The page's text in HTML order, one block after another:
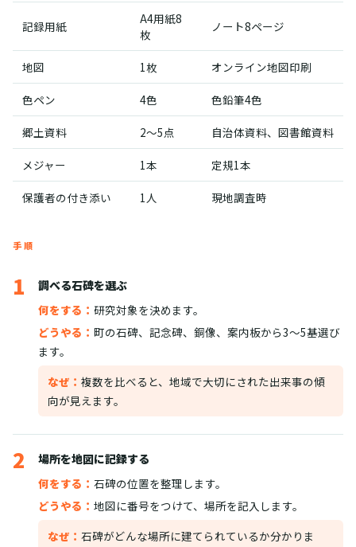
記録用紙
A4用紙8
枚
ノート8ページ
地図 1枚 オンライン地図印刷
色ペン 4色 色鉛筆4色
郷土資料 2〜5点 自治体資料、図書館資料
メジャー 1本 定規1本
保護者の付き添い 1人 現地調査時
手順
1
調べる石碑を選ぶ
何をする： 研究対象を決めます。
どうやる： 町の石碑、記念碑、銅像、案内板から3〜5基選び
ます。
なぜ： 複数を比べると、地域で大切にされた出来事の傾
向が見えます。
2
場所を地図に記録する
何をする： 石碑の位置を整理します。
どうやる： 地図に番号をつけて、場所を記入します。
なぜ： 石碑がどんな場所に建てられているか分かりま